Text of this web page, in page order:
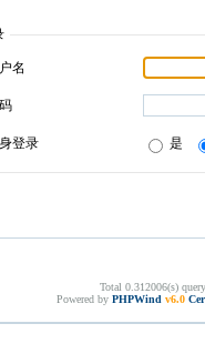
名
登录 是
Total 0.312006(s)
Powered by PHPWind v6.0